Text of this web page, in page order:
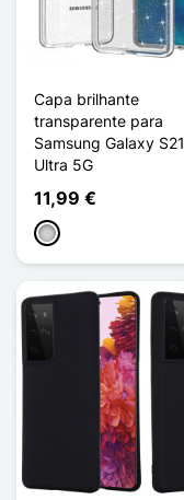
Capa brilhante
transparente para
Samsung Galaxy S21
Ultra 5G
11,99 €
Prata